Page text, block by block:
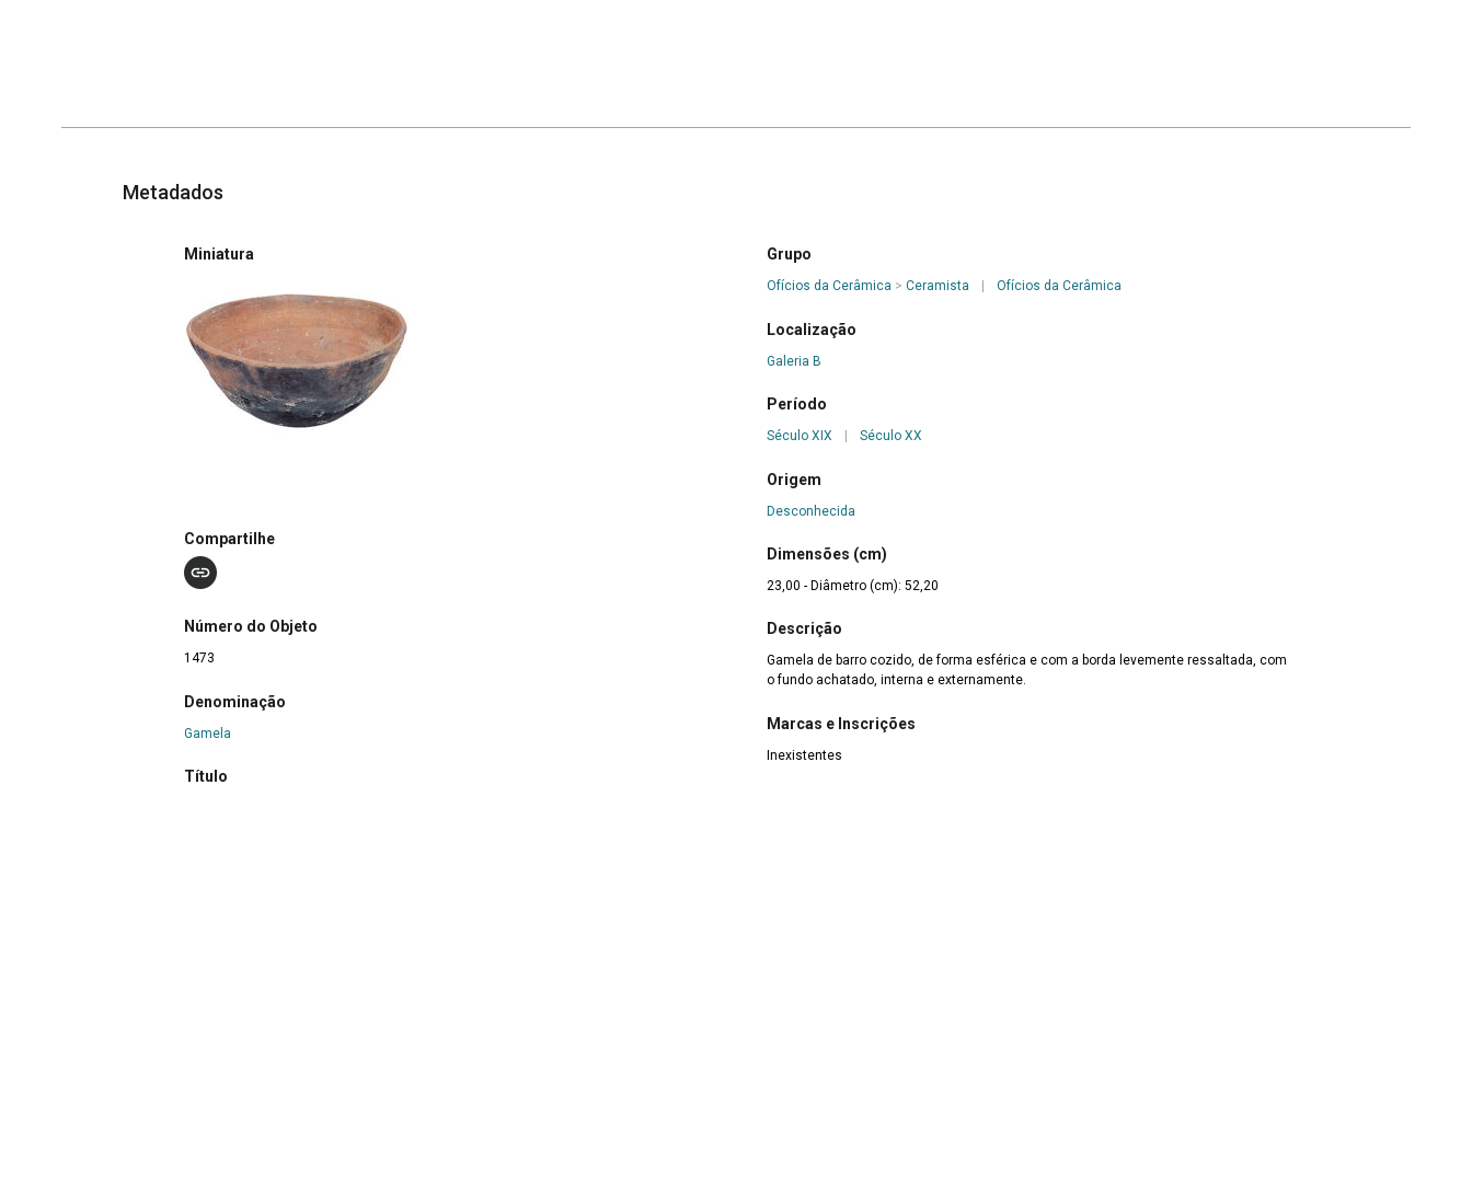
Metadados
Miniatura
Compartilhe
Número do Objeto
1473
Denominação
Gamela
Título
Grupo
Ofícios da Cerâmica > Ceramista Ofícios da Cerâmica
Localização
Galeria B
Período
Século XIX Século XX
Origem
Desconhecida
Dimensões (cm)
23,00 - Diâmetro (cm): 52,20
Descrição
Gamela de barro cozido, de forma esférica e com a borda levemente ressaltada, com
o fundo achatado, interna e externamente.
Marcas e Inscrições
Inexistentes